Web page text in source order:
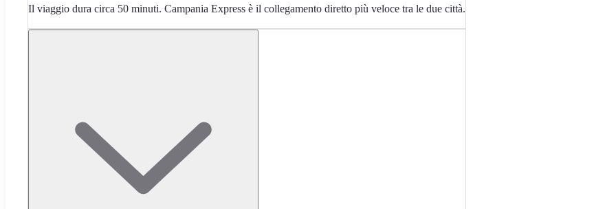
Il viaggio dura circa 50 minuti. Campania Express è il collegamento diretto più veloce tra le due città.